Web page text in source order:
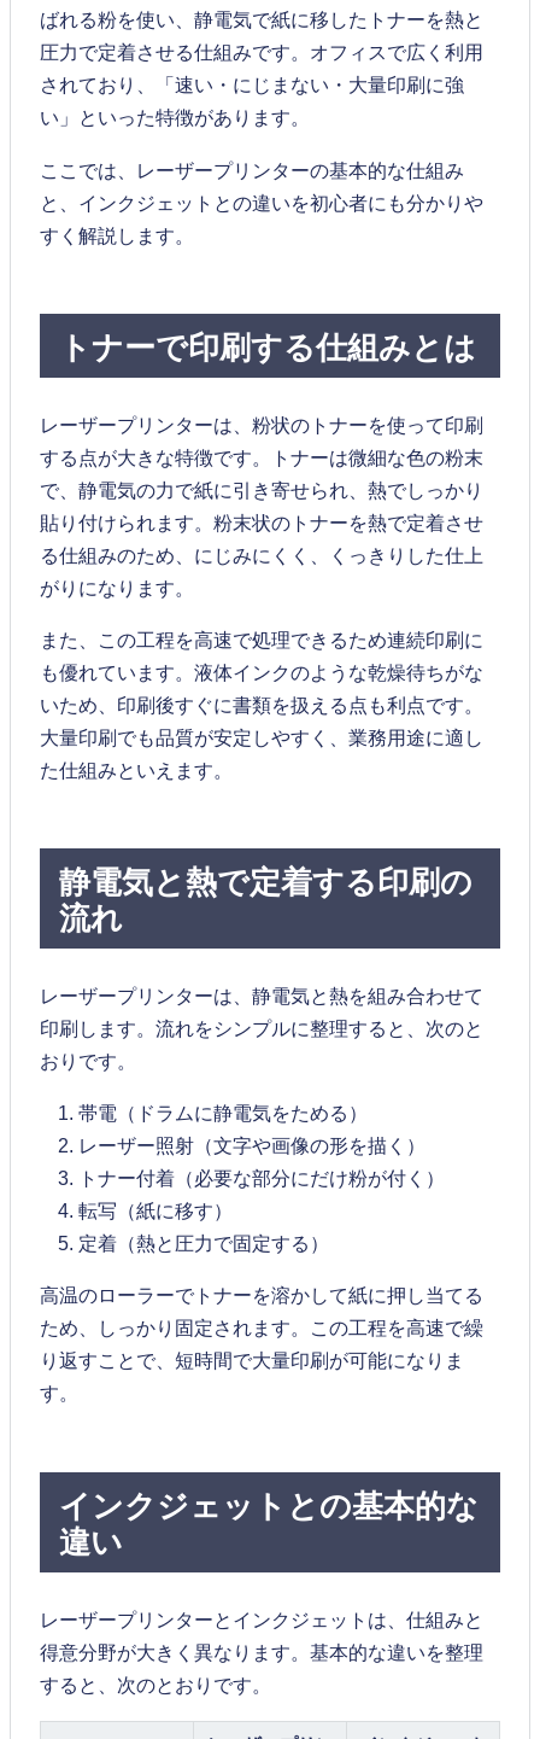
ばれる粉を使い、静電気で紙に移したトナーを熱と
圧力で定着させる仕組みです。オフィスで広く利用
されており、「速い・にじまない・大量印刷に強
い」といった特徴があります。
ここでは、レーザープリンターの基本的な仕組み
と、インクジェットとの違いを初心者にも分かりや
すく解説します。
トナーで印刷する仕組みとは
レーザープリンターは、粉状のトナーを使って印刷
する点が大きな特徴です。トナーは微細な色の粉末
で、静電気の力で紙に引き寄せられ、熱でしっかり
貼り付けられます。粉末状のトナーを熱で定着させ
る仕組みのため、にじみにくく、くっきりした仕上
がりになります。
また、この工程を高速で処理できるため連続印刷に
も優れています。液体インクのような乾燥待ちがな
いため、印刷後すぐに書類を扱える点も利点です。
大量印刷でも品質が安定しやすく、業務用途に適し
た仕組みといえます。
静電気と熱で定着する印刷の
流れ
レーザープリンターは、静電気と熱を組み合わせて
印刷します。流れをシンプルに整理すると、次のと
おりです。
帯電（ドラムに静電気をためる）
レーザー照射（文字や画像の形を描く）
トナー付着（必要な部分にだけ粉が付く）
転写（紙に移す）
定着（熱と圧力で固定する）
高温のローラーでトナーを溶かして紙に押し当てる
ため、しっかり固定されます。この工程を高速で繰
り返すことで、短時間で大量印刷が可能になりま
す。
インクジェットとの基本的な
違い
レーザープリンターとインクジェットは、仕組みと
得意分野が大きく異なります。基本的な違いを整理
すると、次のとおりです。